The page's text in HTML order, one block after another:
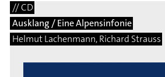
// CD
Ausklang / Eine Alpensinfonie
Helmut Lachenmann, Richard Strauss